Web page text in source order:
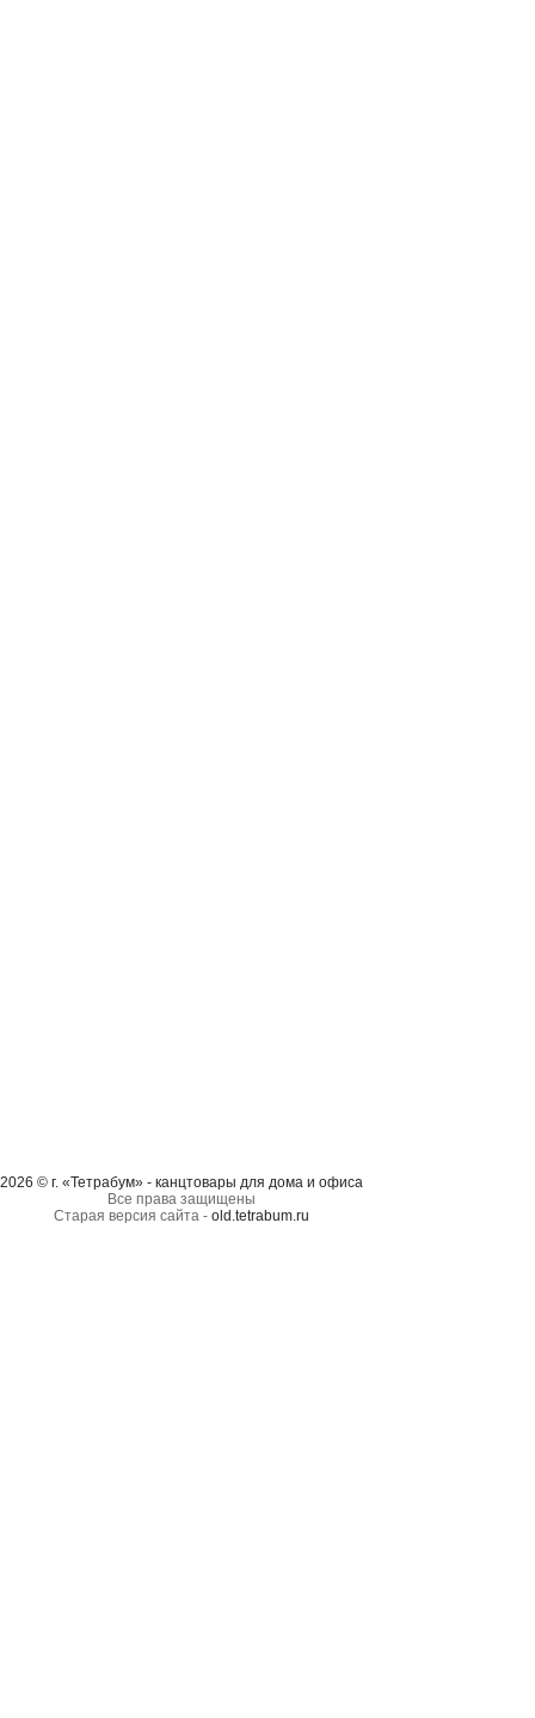
2026 © г. «Тетрабум» - канцтовары для дома и офиса
Все права защищены
Старая версия сайта - old.tetrabum.ru